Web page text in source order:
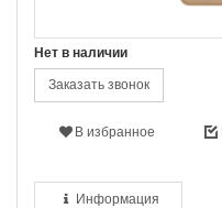
Нет в наличии
Заказать звонок
В избранное
Информация